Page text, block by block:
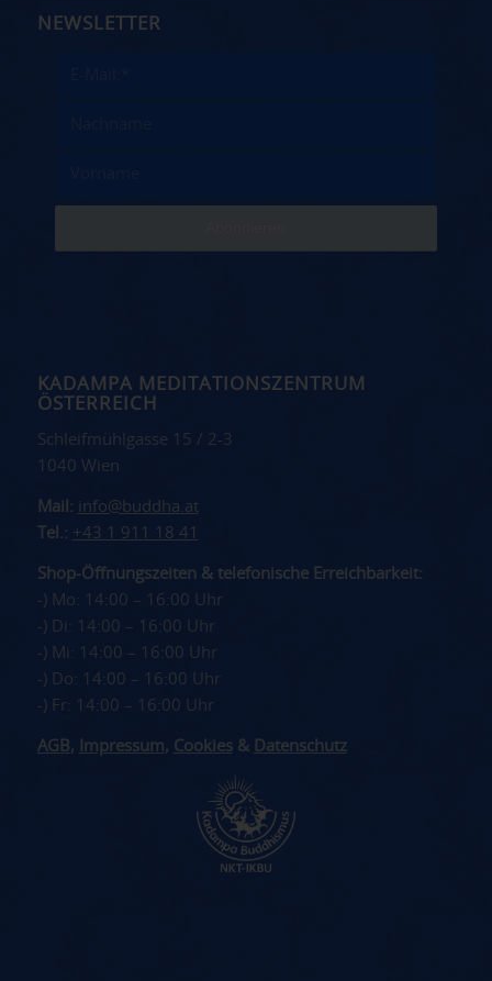
NEWSLETTER
KADAMPA MEDITATIONSZENTRUM
ÖSTERREICH
Schleifmühlgasse 15 / 2-3
1040 Wien
Mail: info@buddha.at
Tel.: +43 1 911 18 41
Shop-Öffnungszeiten & telefonische Erreichbarkeit:
-) Mo: 14:00 – 16:00 Uhr
-) Di: 14:00 – 16:00 Uhr
-) Mi: 14:00 – 16:00 Uhr
-) Do: 14:00 – 16:00 Uhr
-) Fr: 14:00 – 16:00 Uhr
AGB , Impressum, Cookies& Datenschutz